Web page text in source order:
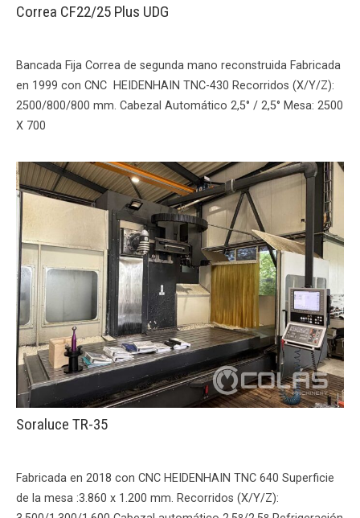
Correa CF22/25 Plus UDG
Bancada Fija Correa de segunda mano reconstruida Fabricada
en 1999 con CNC HEIDENHAIN TNC-430 Recorridos (X/Y/Z):
2500/800/800 mm. Cabezal Automático 2,5° / 2,5° Mesa: 2500
X 700
Soraluce TR-35
Fabricada en 2018 con CNC HEIDENHAIN TNC 640 Superficie
de la mesa :3.860 x 1.200 mm. Recorridos (X/Y/Z):